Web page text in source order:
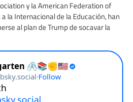
y la American Federation of
la Internacional de la Educación, han
al plan de Trump de socavar la